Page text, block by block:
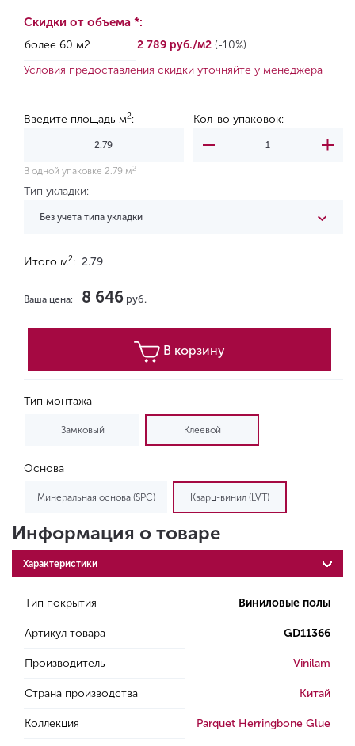
Скидки от объема *:
более 60 м2 2 789 руб./м2 (-10%)
Условия предоставления скидки уточняйте у менеджера
Введите площадь м2: Кол-во упаковок:
В одной упаковке 2.79 м 2
Тип укладки:
Без учета типа укладки
Итого м2: 2.79
Ваша цена: 8 646 руб.
В корзину
Тип монтажа
Замковый Клеевой
Основа
Минеральная основа (SPC) Кварц-винил (LVT)
Информация о товаре
Характеристики
Тип покрытия Виниловые полы
Артикул товара GD11366
Производитель Vinilam
Страна производства Китай
Коллекция Parquet Herringbone Glue